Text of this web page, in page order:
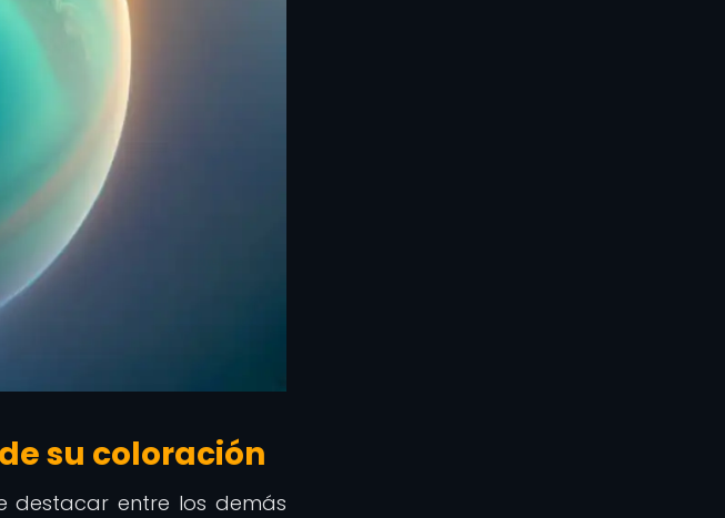
su coloración
destacar entre los demás